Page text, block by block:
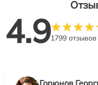
4.91799 отзывов
Горюнов